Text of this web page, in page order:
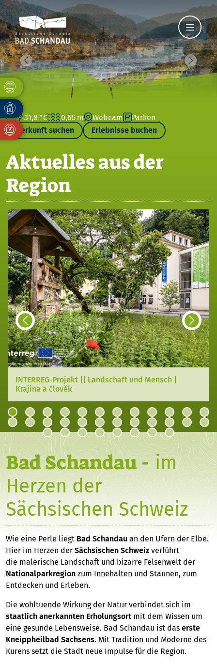
Vorheriges Bild
31,8 °C 0,65 m Webcam
Parken
Unterkunft suchen
Erlebnisse buchen
Aktuelles aus der
Region
INTERREG-Projekt || Landschaft und Mensch |
Krajina a člověk
Bad Schandau -im
Herzen der
Sächsischen Schweiz
Wie eine Perle liegt Bad Schandau an den Ufern der Elbe.
Hier im Herzen der Sächsischen Schweiz verführt
die malerische Landschaft und bizarre Felsenwelt der
Nationalparkregion zum Innehalten und Staunen, zum
Entdecken und Erleben.
Die wohltuende Wirkung der Natur verbindet sich im
staatlich anerkannten Erholungsort mit dem Wissen um
eine gesunde Lebensweise. Bad Schandau ist das erste
Kneippheilbad Sachsens. Mit Tradition und Moderne des
Kurens setzt die Stadt neue Impulse für die Region.